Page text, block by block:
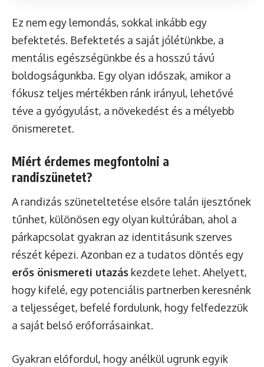
Ez nem egy lemondás, sokkal inkább egy
befektetés. Befektetés a saját jólétünkbe, a
mentális egészségünkbe és a hosszú távú
boldogságunkba. Egy olyan időszak, amikor a
fókusz teljes mértékben ránk irányul, lehetővé
téve a gyógyulást, a növekedést és a mélyebb
önismeretet.
Miért érdemes megfontolni a
randiszünetet?
A randizás szüneteltetése elsőre talán ijesztőnek
tűnhet, különösen egy olyan kultúrában, ahol a
párkapcsolat gyakran az identitásunk szerves
részét képezi. Azonban ez a tudatos döntés egy
erős önismereti utazás kezdete lehet. Ahelyett,
hogy kifelé, egy potenciális partnerben keresnénk
a teljességet, befelé fordulunk, hogy felfedezzük
a saját belső erőforrásainkat.
Gyakran előfordul, hogy anélkül ugrunk egyik